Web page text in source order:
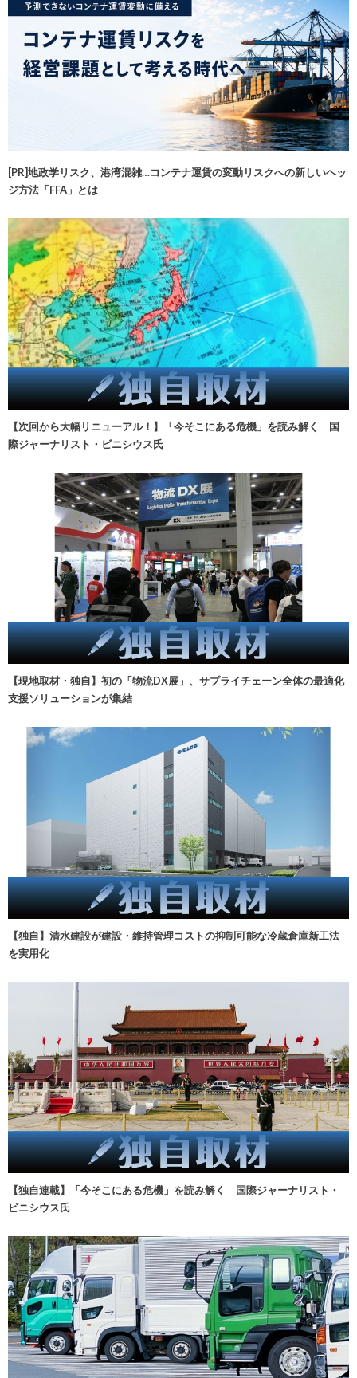
[PR]地政学リスク、港湾混雑…コンテナ運賃の変動リスクへの新しいヘッ
ジ方法「FFA」とは
【次回から大幅リニューアル！】「今そこにある危機」を読み解く 国
際ジャーナリスト・ビニシウス氏
【現地取材・独自】初の「物流DX展」、サプライチェーン全体の最適化
支援ソリューションが集結
【独自】清水建設が建設・維持管理コストの抑制可能な冷蔵倉庫新工法
を実用化
【独自連載】「今そこにある危機」を読み解く 国際ジャーナリスト・
ビニシウス氏